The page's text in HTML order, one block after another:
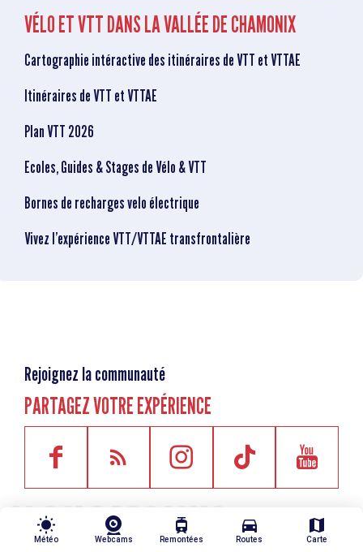
VÉLO ET VTT DANS LA VALLÉE DE CHAMONIX
Cartographie intéractive des itinéraires de VTT et VTTAE
Itinéraires de VTT et VTTAE
Plan VTT 2026
Ecoles, Guides & Stages de Vélo & VTT
Bornes de recharges velo électrique
Vivez l’expérience VTT/VTTAE transfrontalière
Rejoignez la communauté
PARTAGEZ VOTRE EXPÉRIENCE
wb_sunny
Météo Webcams
tram
Remontées
directions_car
Routes
map
Carte